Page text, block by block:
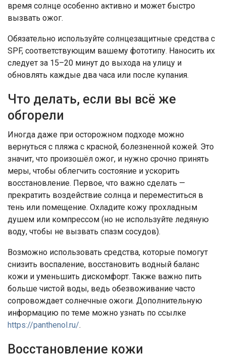
время солнце особенно активно и может быстро
вызвать ожог.
Обязательно используйте солнцезащитные средства с
SPF, соответствующим вашему фототипу. Наносить их
следует за 15–20 минут до выхода на улицу и
обновлять каждые два часа или после купания.
Что делать, если вы всё же
обгорели
Иногда даже при осторожном подходе можно
вернуться с пляжа с красной, болезненной кожей. Это
значит, что произошёл ожог, и нужно срочно принять
меры, чтобы облегчить состояние и ускорить
восстановление. Первое, что важно сделать —
прекратить воздействие солнца и переместиться в
тень или помещение. Охладите кожу прохладным
душем или компрессом (но не используйте ледяную
воду, чтобы не вызвать спазм сосудов).
Возможно использовать средства, которые помогут
снизить воспаление, восстановить водный баланс
кожи и уменьшить дискомфорт. Также важно пить
больше чистой воды, ведь обезвоживание часто
сопровождает солнечные ожоги. Дополнительную
информацию по теме можно узнать по ссылке
https://panthenol.ru/.
Восстановление кожи